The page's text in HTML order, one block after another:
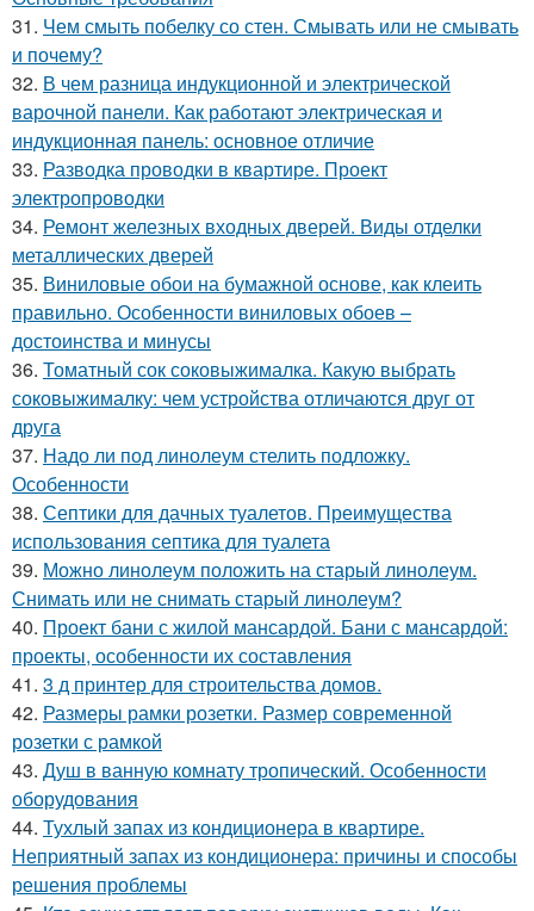
31. Чем смыть побелку со стен. Смывать или не смывать
и почему?
32. В чем разница индукционной и электрической
варочной панели. Как работают электрическая и
индукционная панель: основное отличие
33. Разводка проводки в квартире. Проект
электропроводки
34. Ремонт железных входных дверей. Виды отделки
металлических дверей
35. Виниловые обои на бумажной основе, как клеить
правильно. Особенности виниловых обоев –
достоинства и минусы
36. Томатный сок соковыжималка. Какую выбрать
соковыжималку: чем устройства отличаются друг от
друга
37. Надо ли под линолеум стелить подложку.
Особенности
38. Септики для дачных туалетов. Преимущества
использования септика для туалета
39. Можно линолеум положить на старый линолеум.
Снимать или не снимать старый линолеум?
40. Проект бани с жилой мансардой. Бани с мансардой:
проекты, особенности их составления
41. 3 д принтер для строительства домов.
42. Размеры рамки розетки. Размер современной
розетки с рамкой
43. Душ в ванную комнату тропический. Особенности
оборудования
44. Тухлый запах из кондиционера в квартире.
Неприятный запах из кондиционера: причины и способы
решения проблемы